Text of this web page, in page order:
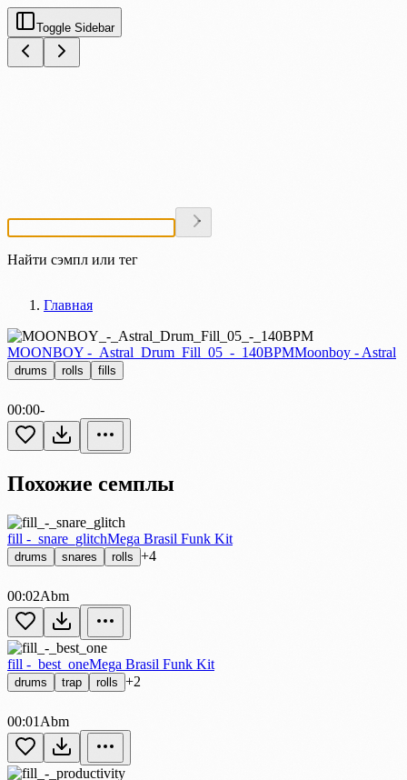
Toggle Sidebar
Найти сэмпл или тег
Главная
MOONBOY -_Astral_Drum_Fill_05_-_140BPMMoonboy - Astral
drums rolls fills
00:00-
Похожие семплы
fill -_snare_glitchMega Brasil Funk Kit
drums snares rolls +4
00:02Abm
fill -_best_oneMega Brasil Funk Kit
drums trap rolls +2
00:01 Abm